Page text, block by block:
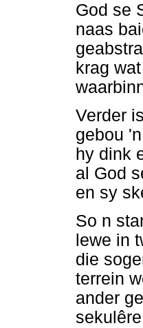
God se
naas
krag
Verder is
gebou
hy dink
al God
en sy
So n
lewe in
die
terrein
ander